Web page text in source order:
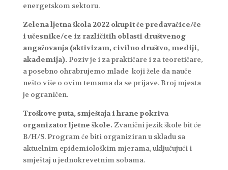
energetskom sektoru.
Zelena ljetna škola 2022 okupit će predavačice/če
i učesnike/ce iz različitih oblasti društvenog
angažovanja (aktivizam, civilno društvo, mediji,
akademija). Poziv je i za praktičare i za teoretičare,
a posebno ohrabrujemo mlade koji žele da nauče
nešto više o ovim temama da se prijave. Broj mjesta
je ograničen.
Troškove puta, smještaja i hrane pokriva
organizator ljetne škole. Zvanični jezik škole bit će
B/H/S. Program će biti organiziran u skladu sa
aktuelnim epidemiološkim mjerama, uključujući i
smještaj u jednokrevetnim sobama.